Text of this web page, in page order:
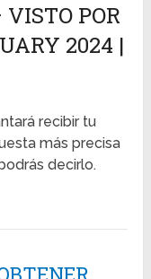
POR
2024 |
recibir tu
más precisa
decirlo.